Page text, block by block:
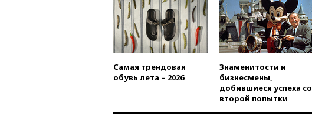
Самая трендовая
обувь лета – 2026
Знаменитости и
бизнесмены,
добившиеся успеха со
второй попытки